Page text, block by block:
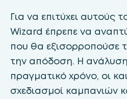
Για να επιτύχει αυτούς
Wizard έπρεπε να
που θα εξισορροπούσε
την απόδοση. Η
πραγματικό χρόνο, οι
σχεδιασμοί καμπανιών